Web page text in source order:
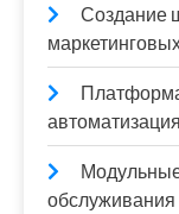
Создание
автоматизация
обслуживания